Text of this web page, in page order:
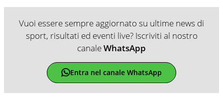
Vuoi essere sempre aggiornato su ultime news di
sport, risultati ed eventi live? Iscriviti al nostro
canaleWhatsApp
Entra nel canale WhatsApp